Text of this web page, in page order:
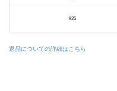
925
返品についての詳細はこちら